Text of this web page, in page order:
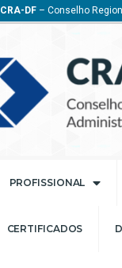
CRA-DF – Conselho
PROFISSIONAL
CERTIFICADOS